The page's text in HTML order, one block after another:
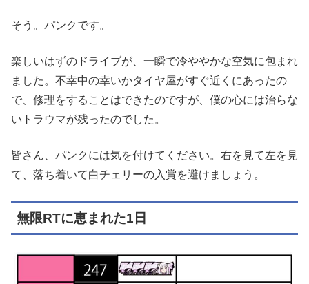
そう。パンクです。
楽しいはずのドライブが、一瞬で冷ややかな空気に包まれ
ました。不幸中の幸いかタイヤ屋がすぐ近くにあったの
で、修理をすることはできたのですが、僕の心には治らな
いトラウマが残ったのでした。
皆さん、パンクには気を付けてください。右を見て左を見
て、落ち着いて白チェリーの入賞を避けましょう。
無限RTに恵まれた1日